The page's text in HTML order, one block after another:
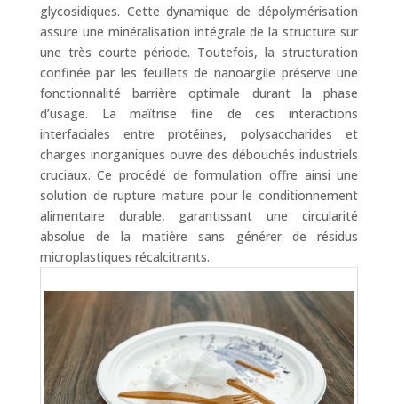
glycosidiques. Cette dynamique de dépolymérisation
assure une minéralisation intégrale de la structure sur
une très courte période. Toutefois, la structuration
confinée par les feuillets de nanoargile préserve une
fonctionnalité barrière optimale durant la phase
d’usage. La maîtrise fine de ces interactions
interfaciales entre protéines, polysaccharides et
charges inorganiques ouvre des débouchés industriels
cruciaux. Ce procédé de formulation offre ainsi une
solution de rupture mature pour le conditionnement
alimentaire durable, garantissant une circularité
absolue de la matière sans générer de résidus
microplastiques récalcitrants.